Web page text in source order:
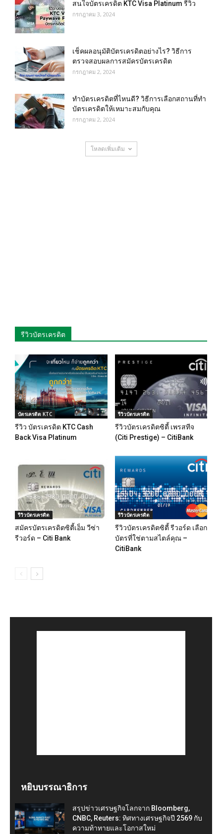
สนใจบัตรเครดิต KTC Visa Platinum รีวิว
กรกฎาคม 3, 2024
เช็คผลอนุมัติบัตรเครดิตอย่างไร? วิธีการ
ตรวจสอบผลการสมัครบัตรเครดิต
กรกฎาคม 2, 2024
ทําบัตรเครดิตที่ไหนดี? วิธีการเลือกสถานที่ทำ
บัตรเครดิตให้เหมาะสมกับคุณ
กรกฎาคม 2, 2024
โหลดเพิ่มเติม
รีวิวบัตรเครดิต
บัตรเครดิต KTC
รีวิว บัตรเครดิต KTC Cash
Back Visa Platinum
รีวิวบัตรเครดิต
รีวิวบัตรเครดิตซิตี้ เพรสทีจ
(Citi Prestige) – CitiBank
รีวิวบัตรเครดิต
สมัครบัตรเครดิตซิตี้เอ็ม วีซ่า
รีวอร์ด – Citi Bank
รีวิวบัตรเครดิต
รีวิวบัตรเครดิตซิตี้ รีวอร์ด เลือก
บัตรที่ใช่ตามสไตล์คุณ –
CitiBank
หยิบบรรณาธิการ
สรุปข่าวเศรษฐกิจโลกจาก Bloomberg,
CNBC, Reuters: ทิศทางเศรษฐกิจปี 2569 กับ
ความท้าทายและโอกาสใหม่